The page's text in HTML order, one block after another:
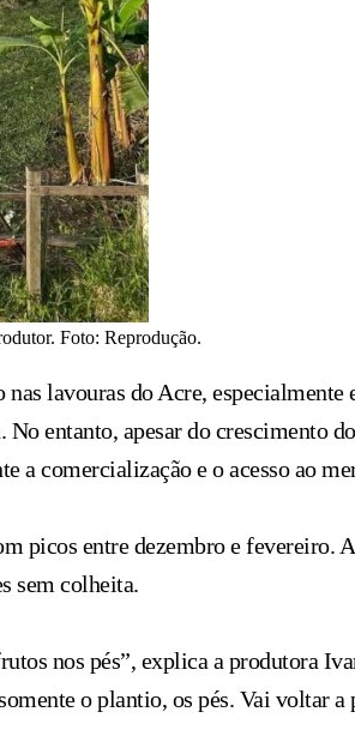
Foto: Reprodução.
lavouras do Acre,
entanto, apesar do crescimento
a comercialização e o acesso ao
picos entre dezembro e fevereiro.
sem colheita.
nos pés”, explica a produtora
o plantio, os pés. Vai voltar